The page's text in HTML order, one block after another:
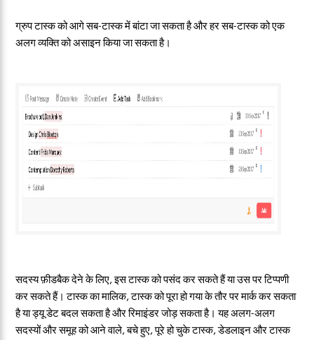
ग्रुप टास्क को आगे सब-टास्क में बांटा जा सकता है और हर सब-टास्क को एक
अलग व्यक्ति को असाइन किया जा सकता है।
सदस्य फ़ीडबैक देने के लिए, इस टास्क को पसंद कर सकते हैं या उस पर टिप्पणी
कर सकते हैं। टास्क का मालिक, टास्क को पूरा हो गया के तौर पर मार्क कर सकता
है या ड्यू डेट बदल सकता है और रिमाइंडर जोड़ सकता है। यह अलग-अलग
सदस्यों और समूह को आने वाले, बचे हुए, पूरे हो चुके टास्क, डेडलाइन और टास्क